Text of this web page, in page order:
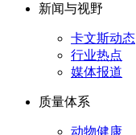
新闻与视野
卡文斯动态
行业热点
媒体报道
质量体系
动物健康